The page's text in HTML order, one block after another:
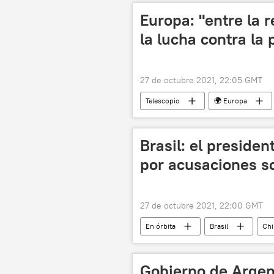
Europa: "entre la
la lucha contra la
27 de octubre 2021, 22:05 GMT
Telescopio 🌍 Europa
Brasil: el
por acusaciones
27 de octubre 2021, 22:00 GMT
En órbita Brasil
Sebastián Piñera
Congreso